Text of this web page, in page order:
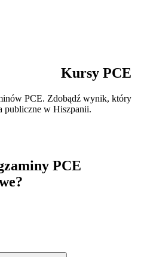
Kursy PCE
PCE. Zdobądź wynik, który
publiczne w Hiszpanii.
PCE